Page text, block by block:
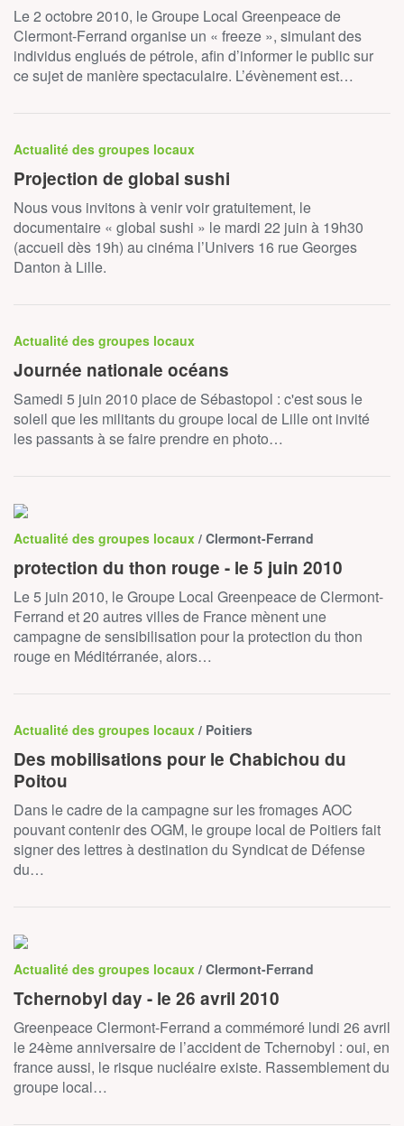
Le 2 octobre 2010, le Groupe Local Greenpeace de
Clermont-Ferrand organise un « freeze », simulant des
individus englués de pétrole, afin d’informer le public sur
ce sujet de manière spectaculaire. L’évènement est…
Actualité des groupes locaux
Projection de global sushi
Nous vous invitons à venir voir gratuitement, le
documentaire « global sushi » le mardi 22 juin à 19h30
(accueil dès 19h) au cinéma l’Univers 16 rue Georges
Danton à Lille.
Actualité des groupes locaux
Journée nationale océans
Samedi 5 juin 2010 place de Sébastopol : c'est sous le
soleil que les militants du groupe local de Lille ont invité
les passants à se faire prendre en photo…
Actualité des groupes locaux / Clermont-Ferrand
protection du thon rouge - le 5 juin 2010
Le 5 juin 2010, le Groupe Local Greenpeace de Clermont-
Ferrand et 20 autres villes de France mènent une
campagne de sensibilisation pour la protection du thon
rouge en Méditérranée, alors…
Actualité des groupes locaux / Poitiers
Des mobilisations pour le Chabichou du
Poitou
Dans le cadre de la campagne sur les fromages AOC
pouvant contenir des OGM, le groupe local de Poitiers fait
signer des lettres à destination du Syndicat de Défense
du…
Actualité des groupes locaux / Clermont-Ferrand
Tchernobyl day - le 26 avril 2010
Greenpeace Clermont-Ferrand a commémoré lundi 26 avril
le 24ème anniversaire de l’accident de Tchernobyl : oui, en
france aussi, le risque nucléaire existe. Rassemblement du
groupe local…